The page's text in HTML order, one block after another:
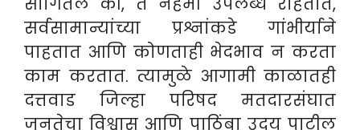
सर्वसामान्यांच्या प्रश्नांकडे गांभीर्याने
पाहतात आणि कोणताही भेदभाव न करता
काम करतात. त्यामुळे आगामी काळातही
दत्तवाड जिल्हा परिषद मतदारसंघात
जनतेचा विश्वास आणि पाठिंबा उदय पाटील